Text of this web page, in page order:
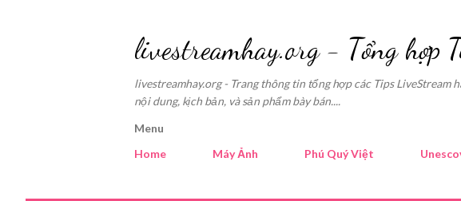
livestreamhay.org - Tổng hợp
livestreamhay.org - Trang thông tin tổng hợp các Tips LiveStream
nội dung, kịch bản, và sản phẩm bày bán....
Menu
Home
Máy Ảnh Phú Quý Việt